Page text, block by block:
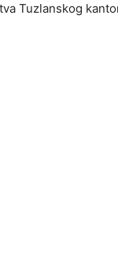
Tuzlanskog